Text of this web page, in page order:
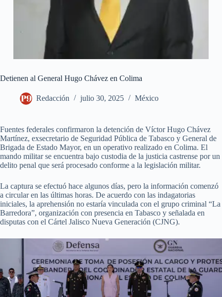
Detienen al General Hugo Chávez en Colima
Redacción julio 30, 2025 México
Fuentes federales confirmaron la detención de Víctor Hugo Chávez
Martínez, exsecretario de Seguridad Pública de Tabasco y General de
Brigada de Estado Mayor, en un operativo realizado en Colima. El
mando militar se encuentra bajo custodia de la justicia castrense por un
delito penal que será procesado conforme a la legislación militar.
La captura se efectuó hace algunos días, pero la información comenzó
a circular en las últimas horas. De acuerdo con las indagatorias
iniciales, la aprehensión no estaría vinculada con el grupo criminal “La
Barredora”, organización con presencia en Tabasco y señalada en
disputas con el Cártel Jalisco Nueva Generación (CJNG).